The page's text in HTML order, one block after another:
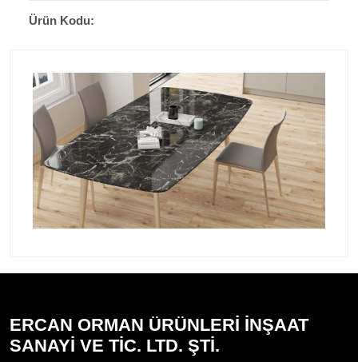
Ürün Kodu:
ERCAN ORMAN ÜRÜNLERİ İNŞAAT
SANAYİ VE TİC. LTD. ŞTİ.